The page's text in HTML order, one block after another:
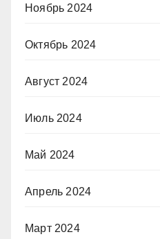
Ноябрь 2024
Октябрь 2024
Август 2024
Июль 2024
Май 2024
Апрель 2024
Март 2024